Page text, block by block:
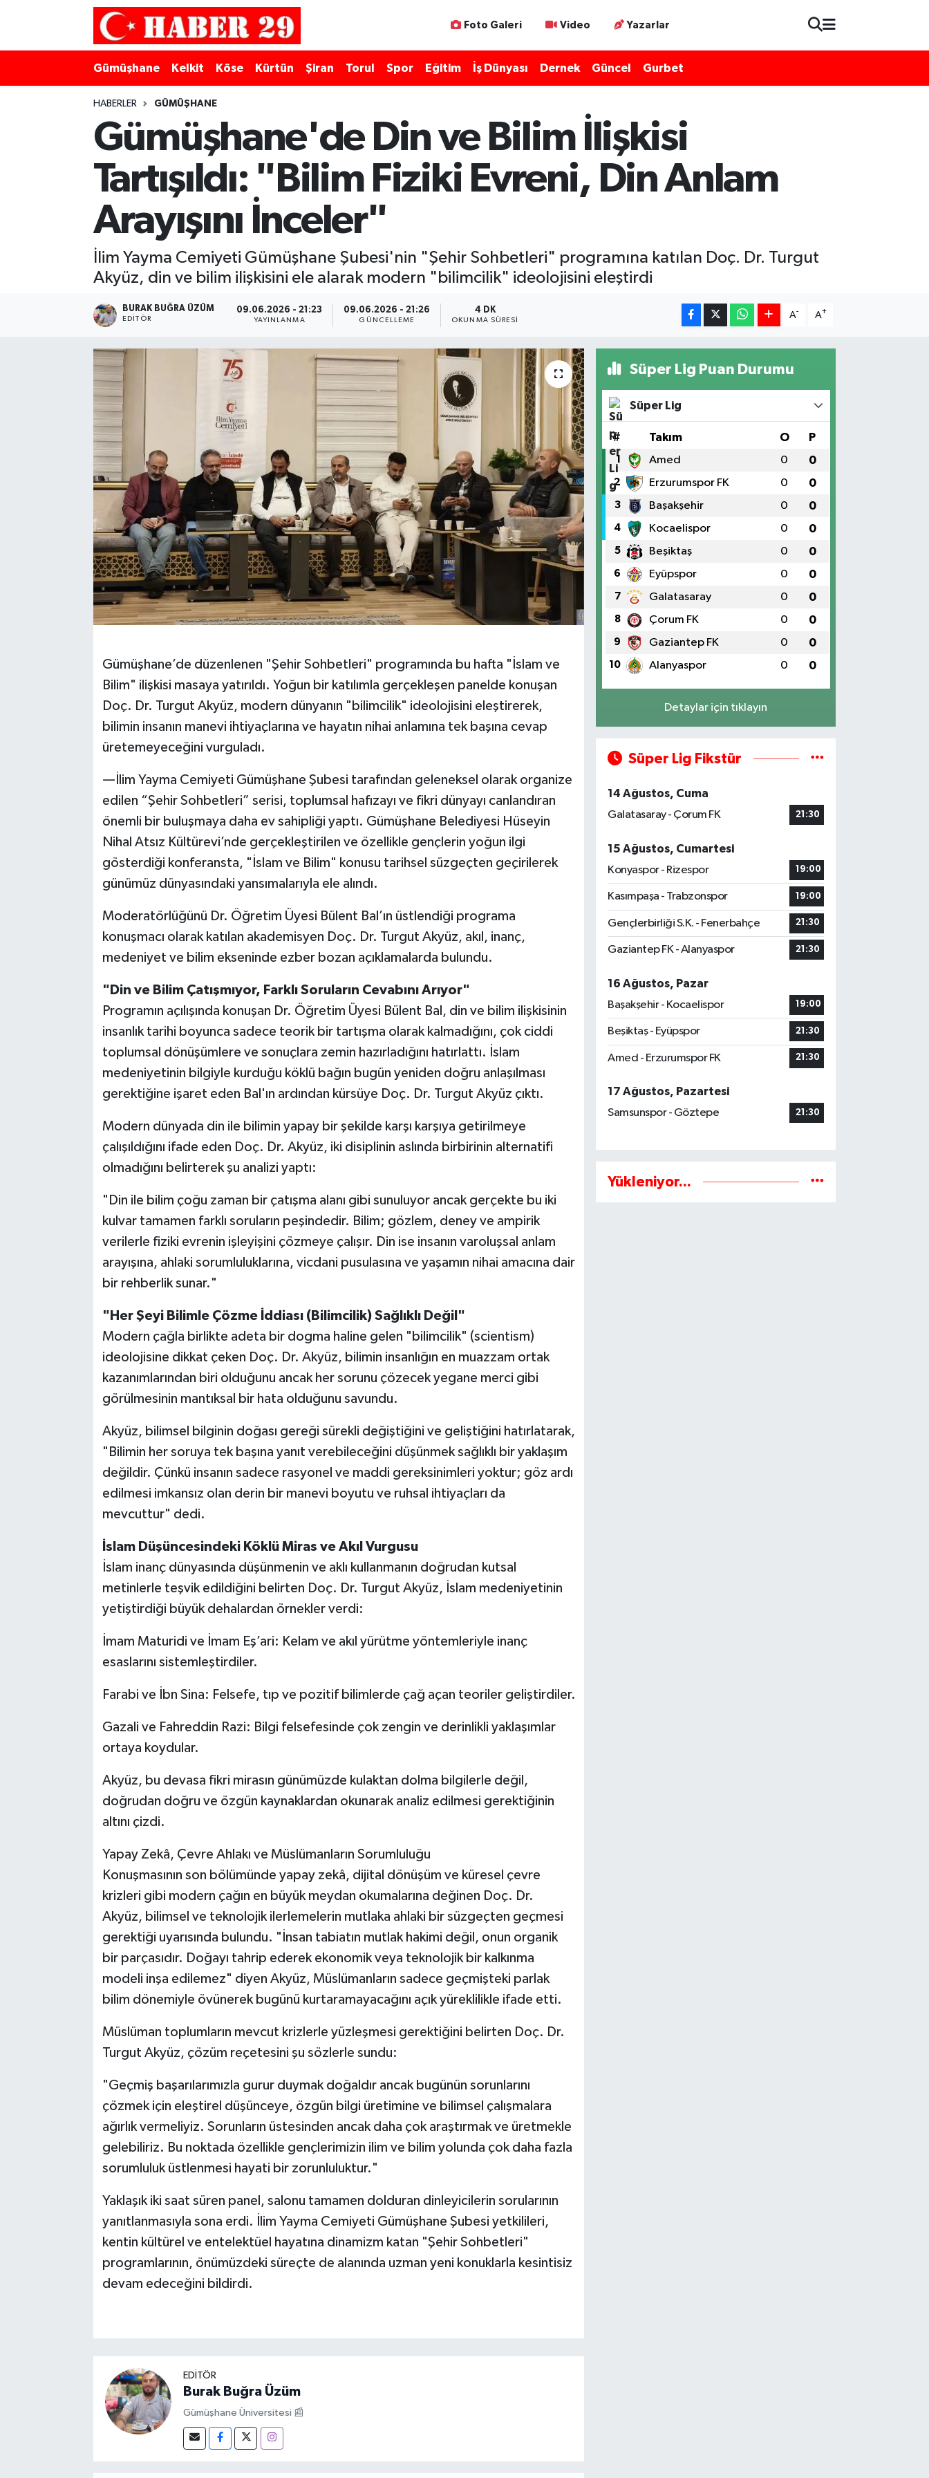
Foto Galeri Video Yazarlar
Gümüşhane Kelkit Köse Kürtün Şiran Torul Spor Eğitim İş Dünyası Dernek Güncel Gurbet
HABERLER GÜMÜŞHANE
Gümüşhane'de Din ve Bilim İlişkisi
Tartışıldı: "Bilim Fiziki Evreni, Din Anlam
Arayışını İnceler"
İlim Yayma Cemiyeti Gümüşhane Şubesi'nin "Şehir Sohbetleri" programına katılan Doç. Dr. Turgut
Akyüz, din ve bilim ilişkisini ele alarak modern "bilimcilik" ideolojisini eleştirdi
BURAK BUĞRA ÜZÜM
EDITÖR
09.06.2026 - 21:23
YAYINLANMA
09.06.2026 - 21:26
GÜNCELLEME
4 DK
OKUNMA SÜRESI
A- A+
Gümüşhane’de düzenlenen "Şehir Sohbetleri" programında bu hafta "İslam ve
Bilim" ilişkisi masaya yatırıldı. Yoğun bir katılımla gerçekleşen panelde konuşan
Doç. Dr. Turgut Akyüz, modern dünyanın "bilimcilik" ideolojisini eleştirerek,
bilimin insanın manevi ihtiyaçlarına ve hayatın nihai anlamına tek başına cevap
üretemeyeceğini vurguladı.
—İlim Yayma Cemiyeti Gümüşhane Şubesi tarafından geleneksel olarak organize
edilen “Şehir Sohbetleri” serisi, toplumsal hafızayı ve fikri dünyayı canlandıran
önemli bir buluşmaya daha ev sahipliği yaptı. Gümüşhane Belediyesi Hüseyin
Nihal Atsız Kültürevi’nde gerçekleştirilen ve özellikle gençlerin yoğun ilgi
gösterdiği konferansta, "İslam ve Bilim" konusu tarihsel süzgeçten geçirilerek
günümüz dünyasındaki yansımalarıyla ele alındı.
Moderatörlüğünü Dr. Öğretim Üyesi Bülent Bal’ın üstlendiği programa
konuşmacı olarak katılan akademisyen Doç. Dr. Turgut Akyüz, akıl, inanç,
medeniyet ve bilim ekseninde ezber bozan açıklamalarda bulundu.
"Din ve Bilim Çatışmıyor, Farklı Soruların Cevabını Arıyor"
Programın açılışında konuşan Dr. Öğretim Üyesi Bülent Bal, din ve bilim ilişkisinin
insanlık tarihi boyunca sadece teorik bir tartışma olarak kalmadığını, çok ciddi
toplumsal dönüşümlere ve sonuçlara zemin hazırladığını hatırlattı. İslam
medeniyetinin bilgiyle kurduğu köklü bağın bugün yeniden doğru anlaşılması
gerektiğine işaret eden Bal'ın ardından kürsüye Doç. Dr. Turgut Akyüz çıktı.
Modern dünyada din ile bilimin yapay bir şekilde karşı karşıya getirilmeye
çalışıldığını ifade eden Doç. Dr. Akyüz, iki disiplinin aslında birbirinin alternatifi
olmadığını belirterek şu analizi yaptı:
"Din ile bilim çoğu zaman bir çatışma alanı gibi sunuluyor ancak gerçekte bu iki
kulvar tamamen farklı soruların peşindedir. Bilim; gözlem, deney ve ampirik
verilerle fiziki evrenin işleyişini çözmeye çalışır. Din ise insanın varoluşsal anlam
arayışına, ahlaki sorumluluklarına, vicdani pusulasına ve yaşamın nihai amacına dair
bir rehberlik sunar."
"Her Şeyi Bilimle Çözme İddiası (Bilimcilik) Sağlıklı Değil"
Modern çağla birlikte adeta bir dogma haline gelen "bilimcilik" (scientism)
ideolojisine dikkat çeken Doç. Dr. Akyüz, bilimin insanlığın en muazzam ortak
kazanımlarından biri olduğunu ancak her sorunu çözecek yegane merci gibi
görülmesinin mantıksal bir hata olduğunu savundu.
Akyüz, bilimsel bilginin doğası gereği sürekli değiştiğini ve geliştiğini hatırlatarak,
"Bilimin her soruya tek başına yanıt verebileceğini düşünmek sağlıklı bir yaklaşım
değildir. Çünkü insanın sadece rasyonel ve maddi gereksinimleri yoktur; göz ardı
edilmesi imkansız olan derin bir manevi boyutu ve ruhsal ihtiyaçları da
mevcuttur" dedi.
İslam Düşüncesindeki Köklü Miras ve Akıl Vurgusu
İslam inanç dünyasında düşünmenin ve aklı kullanmanın doğrudan kutsal
metinlerle teşvik edildiğini belirten Doç. Dr. Turgut Akyüz, İslam medeniyetinin
yetiştirdiği büyük dehalardan örnekler verdi:
İmam Maturidi ve İmam Eş’ari: Kelam ve akıl yürütme yöntemleriyle inanç
esaslarını sistemleştirdiler.
Farabi ve İbn Sina: Felsefe, tıp ve pozitif bilimlerde çağ açan teoriler geliştirdiler.
Gazali ve Fahreddin Razi: Bilgi felsefesinde çok zengin ve derinlikli yaklaşımlar
ortaya koydular.
Akyüz, bu devasa fikri mirasın günümüzde kulaktan dolma bilgilerle değil,
doğrudan doğru ve özgün kaynaklardan okunarak analiz edilmesi gerektiğinin
altını çizdi.
Yapay Zekâ, Çevre Ahlakı ve Müslümanların Sorumluluğu
Konuşmasının son bölümünde yapay zekâ, dijital dönüşüm ve küresel çevre
krizleri gibi modern çağın en büyük meydan okumalarına değinen Doç. Dr.
Akyüz, bilimsel ve teknolojik ilerlemelerin mutlaka ahlaki bir süzgeçten geçmesi
gerektiği uyarısında bulundu. "İnsan tabiatın mutlak hakimi değil, onun organik
bir parçasıdır. Doğayı tahrip ederek ekonomik veya teknolojik bir kalkınma
modeli inşa edilemez" diyen Akyüz, Müslümanların sadece geçmişteki parlak
bilim dönemiyle övünerek bugünü kurtaramayacağını açık yüreklilikle ifade etti.
Müslüman toplumların mevcut krizlerle yüzleşmesi gerektiğini belirten Doç. Dr.
Turgut Akyüz, çözüm reçetesini şu sözlerle sundu:
"Geçmiş başarılarımızla gurur duymak doğaldır ancak bugünün sorunlarını
çözmek için eleştirel düşünceye, özgün bilgi üretimine ve bilimsel çalışmalara
ağırlık vermeliyiz. Sorunların üstesinden ancak daha çok araştırmak ve üretmekle
gelebiliriz. Bu noktada özellikle gençlerimizin ilim ve bilim yolunda çok daha fazla
sorumluluk üstlenmesi hayati bir zorunluluktur."
Yaklaşık iki saat süren panel, salonu tamamen dolduran dinleyicilerin sorularının
yanıtlanmasıyla sona erdi. İlim Yayma Cemiyeti Gümüşhane Şubesi yetkilileri,
kentin kültürel ve entelektüel hayatına dinamizm katan "Şehir Sohbetleri"
programlarının, önümüzdeki süreçte de alanında uzman yeni konuklarla kesintisiz
devam edeceğini bildirdi.
EDITÖR
Burak Buğra Üzüm
Gümüşhane Üniversitesi 📰
Süper Lig Puan Durumu
Süper Lig
# Takım O P
1 Amed 0 0
2 Erzurumspor FK 0 0
3 Başakşehir 0 0
4 Kocaelispor 0 0
5 Beşiktaş 0 0
6 Eyüpspor 0 0
7 Galatasaray 0 0
8 Çorum FK 0 0
9 Gaziantep FK 0 0
10 Alanyaspor 0 0
Detaylar için tıklayın
Süper Lig Fikstür
14 Ağustos, Cuma
Galatasaray - Çorum FK
21:30
15 Ağustos, Cumartesi
Konyaspor - Rizespor
19:00
Kasımpaşa - Trabzonspor 19:00
Gençlerbirliği S.K. - Fenerbahçe 21:30
Gaziantep FK - Alanyaspor 21:30
16 Ağustos, Pazar
Başakşehir - Kocaelispor
19:00
Beşiktaş - Eyüpspor 21:30
Amed - Erzurumspor FK 21:30
17 Ağustos, Pazartesi
Samsunspor - Göztepe
21:30
Yükleniyor...
Merkez Hava Durumu
Merkez Trafik Yoğunluk Haritası
Süper Lig Puan Durumu ve Fikstür
Son Dakika Haberleri
Haber Arşivi